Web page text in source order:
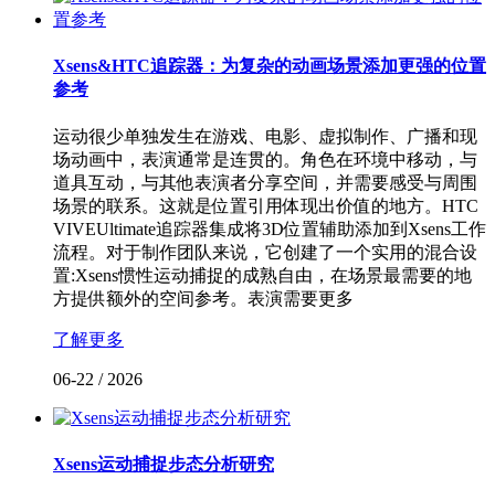
Xsens&HTC追踪器：为复杂的动画场景添加更强的位置
参考
运动很少单独发生在游戏、电影、虚拟制作、广播和现
场动画中，表演通常是连贯的。角色在环境中移动，与
道具互动，与其他表演者分享空间，并需要感受与周围
场景的联系。这就是位置引用体现出价值的地方。HTC
VIVEUltimate追踪器集成将3D位置辅助添加到Xsens工作
流程。对于制作团队来说，它创建了一个实用的混合设
置:Xsens惯性运动捕捉的成熟自由，在场景最需要的地
方提供额外的空间参考。表演需要更多
了解更多
06-22 / 2026
Xsens运动捕捉步态分析研究